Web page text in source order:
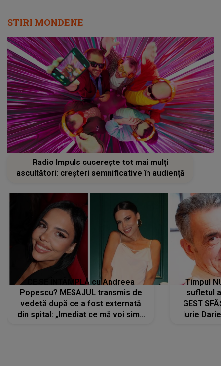
STIRI MONDENE
Radio Impuls cucerește tot mai mulți
ascultători: creșteri semnificative în audiență
CE SE ÎNTÂMPLĂ cu Andreea
Popescu? MESAJUL transmis de
vedetă după ce a fost externată
din spital: „Imediat ce mă voi simți
Timpul
sufletul
GEST
Iurie